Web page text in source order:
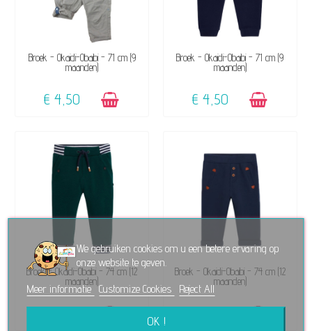
BESCHIKBAAR
Broek - Okaidi-Obaibi - 71 cm (9
maanden)
€ 4,50
BESCHIKBAAR
Broek - Okaidi-Obaibi - 71 cm (9
maanden)
€ 4,50
BESCHIKBAAR
Broek - Okaidi-Obaibi - 74 cm (12
maanden)
BESCHIKBAAR
Broek - Okaidi-Obaibi - 74 cm (12
maanden)
We gebruiken cookies om u een betere ervaring op
onze website te geven.
Meer informatie Customize Cookies Reject All
OK !